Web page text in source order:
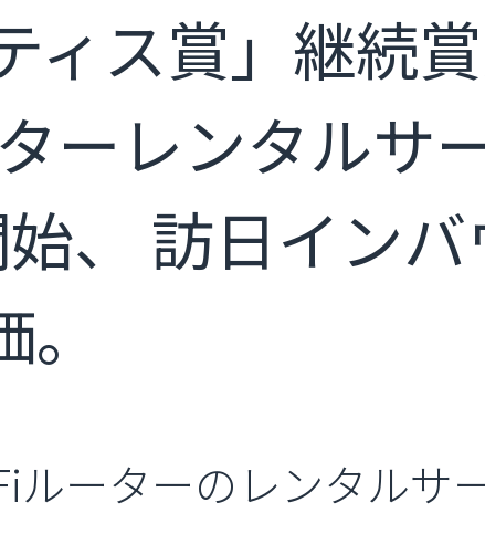
ィス賞」継続
ーレンタルサ
、 訪日イン
ーターのレンタルサ